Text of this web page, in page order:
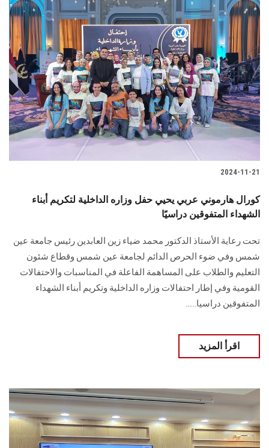
2024-11-21
كورال هارموني عربي يحيي حفل وزاره الداخلية لتكريم أبناء
الشهداء المتفوقين دراسيًا
تحت رعاية الأستاذ الدكتور محمد ضياء زين العابدين رئيس جامعة عين
شمس وفي ضوء ‏الحرص الدائم لجامعة عين شمس وقطاع شئون
التعليم والطلاب على المساهمة الفاعلة في ‏المناسبات والاحتفالات
القومية وفي إطار احتفالات وزاره الداخلية وتكريم أبناء الشهداء
‏المتفوقين دراسيا‎.‎.....
اقرأ المزيد